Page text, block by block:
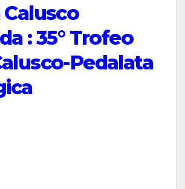
Calusco
: 35° Trofeo
Pedalata